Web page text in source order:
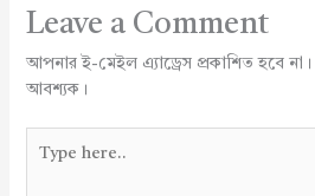
Leave a Comment
আপনার ই-মেইল এ্যাড্রেস প্রকাশিত হবে না।
আবশ্যক।
here..